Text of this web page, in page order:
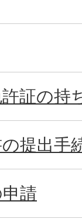
証の持
提出手
請